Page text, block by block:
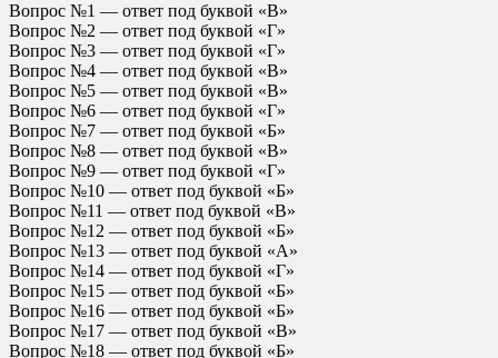
Вопрос №1 — ответ под буквой «В»
Вопрос №2 — ответ под буквой «Г»
Вопрос №3 — ответ под буквой «Г»
Вопрос №4 — ответ под буквой «В»
Вопрос №5 — ответ под буквой «В»
Вопрос №6 — ответ под буквой «Г»
Вопрос №7 — ответ под буквой «Б»
Вопрос №8 — ответ под буквой «В»
Вопрос №9 — ответ под буквой «Г»
Вопрос №10 — ответ под буквой «Б»
Вопрос №11 — ответ под буквой «В»
Вопрос №12 — ответ под буквой «Б»
Вопрос №13 — ответ под буквой «А»
Вопрос №14 — ответ под буквой «Г»
Вопрос №15 — ответ под буквой «Б»
Вопрос №16 — ответ под буквой «Б»
Вопрос №17 — ответ под буквой «В»
Вопрос №18 — ответ под буквой «Б»